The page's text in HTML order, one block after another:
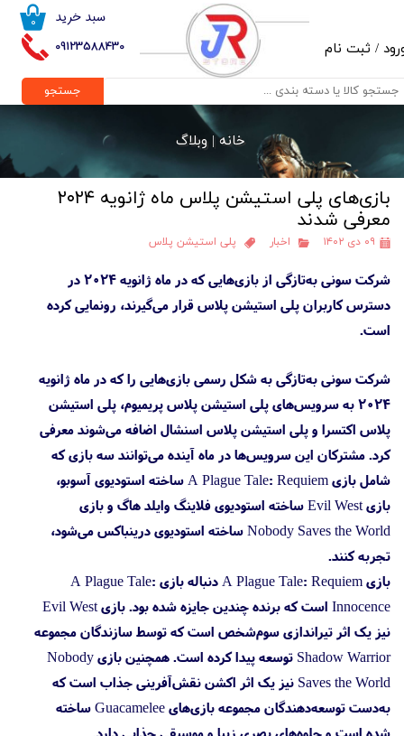
09123588430
۰ سبد خرید
/ ثبت نام
حساب کاربری من
تغییر گذر واژه
خروج از حساب کاربری
جستجو
خانه |وبلاگ
بازی‌های پلی استیشن پلاس ماه ژانویه ۲۰۲۴
معرفی شدند
۰۹ دی ۱۴۰۲ اخبار پلی استیشن پلاس
شرکت سونی به‌تازگی از بازی‌هایی که در ماه ژانویه ۲۰۲۴ در
دسترس کاربران پلی استیشن پلاس قرار می‌گیرند، رونمایی کرده
است.
شرکت سونی به‌تازگی به شکل رسمی بازی‌هایی را که در ماه ژانویه
۲۰۲۴ به سرویس‌های پلی استیشن پلاس پریمیوم، پلی استیشن
پلاس اکتسرا و پلی استیشن پلاس اسنشال اضافه می‌شوند معرفی
کرد. مشترکان این سرویس‌ها در ماه آینده می‌توانند سه بازی که
شامل بازی A Plague Tale: Requiem ساخته استودیوی آسوبو،
بازی Evil West ساخته استودیوی فلاینگ وایلد هاگ و بازی
Nobody Saves the World ساخته استودیوی درینباکس می‌شود،
تجربه کنند.
بازی A Plague Tale: Requiem دنباله‌ بازی A Plague Tale:
Innocence است که برنده چندین جایزه شده بود. بازی Evil West
نیز یک اثر تیراندازی سوم‌شخص است که توسط سازندگان مجموعه
Shadow Warrior توسعه پیدا کرده است. همچنین بازی Nobody
Saves the World نیز یک اثر اکشن نقش‌آفرینی جذاب است که
به‌دست توسعه‌دهندگان مجموعه بازی‌های Guacamelee ساخته